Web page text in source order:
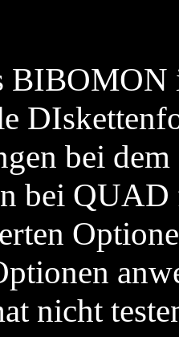
BIBOMON
bei
bei
nicht